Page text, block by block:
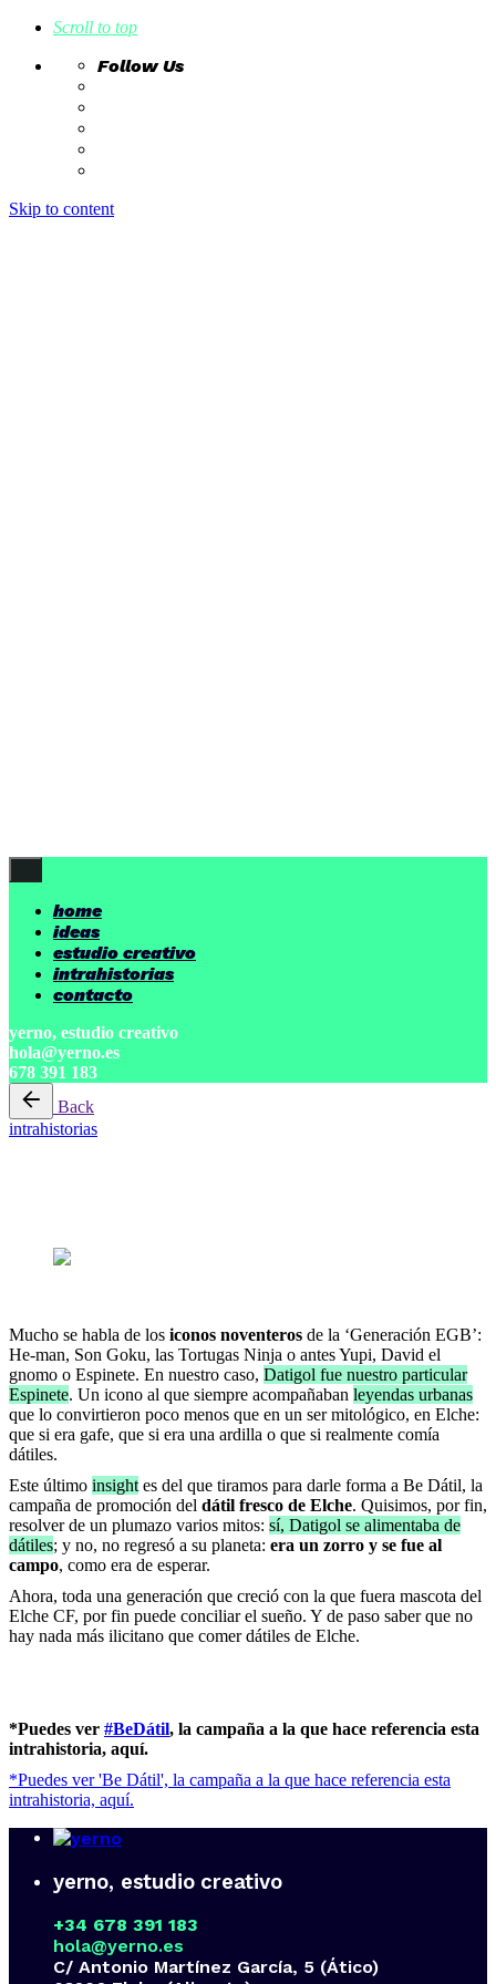
Scroll to top
Follow Us
Skip to content
home
ideas
estudio creativo
intrahistorias
contacto
yerno, estudio creativo
hola@yerno.es
678 391 183
Back
intrahistorias
Mucho se habla de los iconos noventeros de la ‘Generación EGB’:
He-man, Son Goku, las Tortugas Ninja o antes Yupi, David el
gnomo o Espinete. En nuestro caso, Datigol fue nuestro particular
Espinete. Un icono al que siempre acompañaban leyendas urbanas
que lo convirtieron poco menos que en un ser mitológico, en Elche:
que si era gafe, que si era una ardilla o que si realmente comía
dátiles.
Este último insight es del que tiramos para darle forma a Be Dátil, la
campaña de promoción del dátil fresco de Elche. Quisimos, por fin,
resolver de un plumazo varios mitos: sí, Datigol se alimentaba de
dátiles; y no, no regresó a su planeta: era un zorro y se fue al
campo, como era de esperar.
Ahora, toda una generación que creció con la que fuera mascota del
Elche CF, por fin puede conciliar el sueño. Y de paso saber que no
hay nada más ilicitano que comer dátiles de Elche.
*Puedes ver #BeDátil, la campaña a la que hace referencia esta
intrahistoria, aquí.
*Puedes ver 'Be Dátil', la campaña a la que hace referencia esta
intrahistoria, aquí.
yerno, estudio creativo
+34 678 391 183
hola@yerno.es
C/ Antonio Martínez García, 5 (Ático)